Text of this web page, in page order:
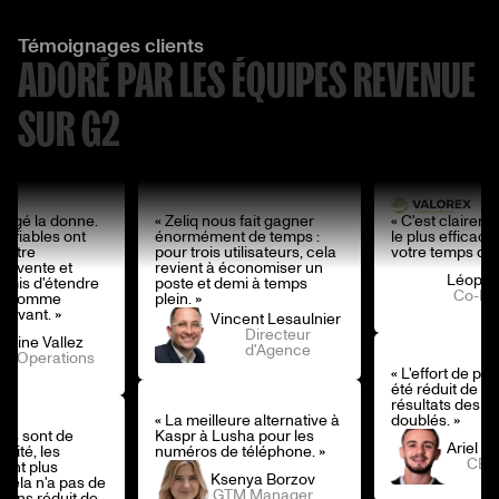
Témoignages clients
ADORÉ PAR LES ÉQUIPES REVENUE
SUR G2
la donne.
fiables ont
vente et
d'étendre
comme
»
Vallez
Operations
sont de
les
plus
n'a pas de
« Zeliq nous fait gagner
énormément de temps :
pour trois utilisateurs, cela
revient à économiser un
poste et demi à temps
plein. »
Vincent Lesaulnier
Directeur
d'Agence
« La meilleure alternative à
Kaspr à Lusha pour les
numéros de téléphone. »
Ksenya Borzov
GTM Manager
« C'est
le plus
votre temps de
Co-
« L'effort de
été réduit de
résultats des
doublés. »
Ariel
CEO